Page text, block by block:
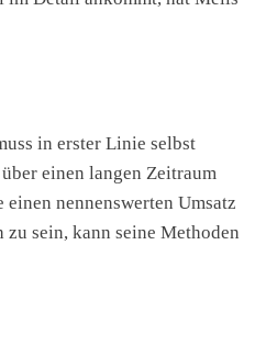
in erster Linie selbst
einen langen Zeitraum
nennenswerten Umsatz
sein, kann seine Methoden